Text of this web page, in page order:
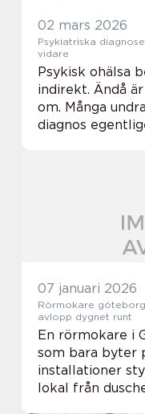
02 mars 2026
Psykiatriska diagnoser förståelse, vardag och
vidare
Psykisk ohälsa
indirekt. Ändå
om. Många
diagnos
När kunskapen
07 januari 2026
Rörmokare göteborg trygg hjälp med värme, vatten och
avlopp dygnet runt
En rörmokare i
som bara byter
installationer
lokal från